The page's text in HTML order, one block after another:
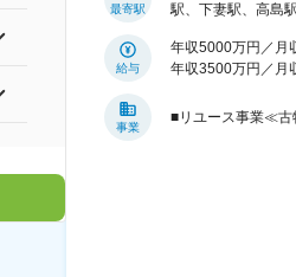
最寄駅
駅、下妻駅、高島
給与
年収5000万円／月
年収3500万円／月
事業
■リユース事業≪古